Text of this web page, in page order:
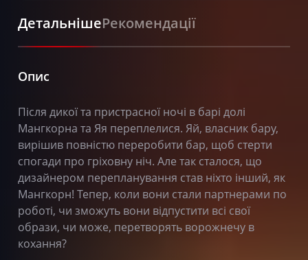
ДетальнішеРекомендації
Опис
Після дикої та пристрасної ночі в барі долі
Мангкорна та Яя переплелися. Яй, власник бару,
вирішив повністю переробити бар, щоб стерти
спогади про гріховну ніч. Але так сталося, що
дизайнером перепланування став ніхто інший, як
Мангкорн! Тепер, коли вони стали партнерами по
роботі, чи зможуть вони відпустити всі свої
образи, чи може, перетворять ворожнечу в
кохання?